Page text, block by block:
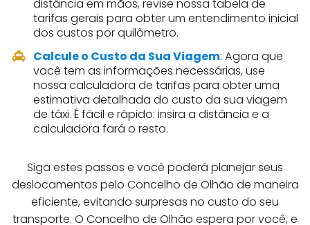
distância em mãos, revise nossa tabela de
tarifas gerais para obter um entendimento inicial
dos custos por quilômetro.
Calcule o Custo da Sua Viagem: Agora que
você tem as informações necessárias, use
nossa calculadora de tarifas para obter uma
estimativa detalhada do custo da sua viagem
de táxi. É fácil e rápido: insira a distância e a
calculadora fará o resto.
Siga estes passos e você poderá planejar seus
deslocamentos pelo Concelho de Olhão de maneira
eficiente, evitando surpresas no custo do seu
transporte. O Concelho de Olhão espera por você, e